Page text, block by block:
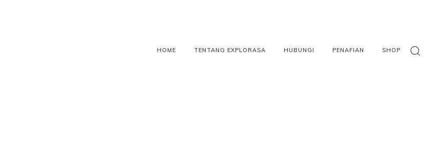
HOME TENTANG EXPLORASA HUBUNGI PENAFIAN SHOP